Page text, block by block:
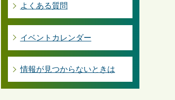
よくある質問
イベントカレンダー
情報が見つからないときは